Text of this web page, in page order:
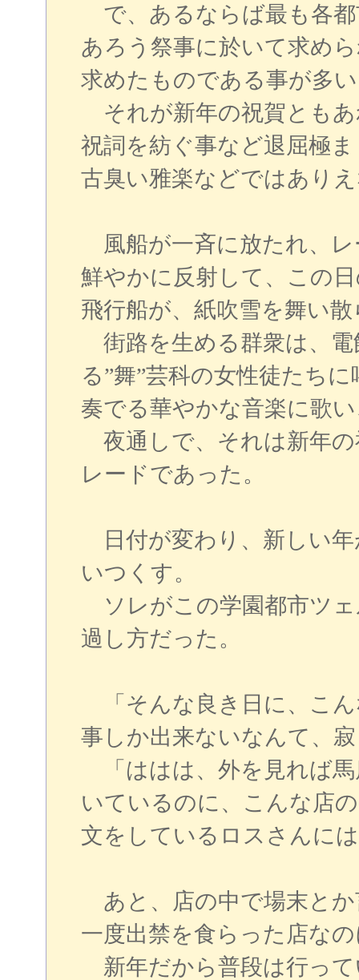
で、あるならば最も各都
あろう祭事に於いて求め
求めたものである事が多
それが新年の祝賀とも
祝詞を紡ぐ事など退屈極
古臭い雅楽などではあり
風船が一斉に放たれ、
鮮やかに反射して、この
飛行船が、紙吹雪を舞い
街路を生める群衆は、電
る”舞”芸科の女性徒たち
奏でる華やかな音楽に歌
夜通しで、それは新年
レードであった。
日付が変わり、新しい年
いつくす。
ソレがこの学園都市ツ
過し方だった。
「そんな良き日に、こ
事しか出来ないなんて、
「ははは、外を見れば
いているのに、こんな店
文をしているロスさんに
あと、店の中で場末と
一度出禁を食らった店な
新年だから普段は行っ